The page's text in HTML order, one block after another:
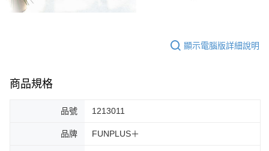
顯示電腦版詳細說明
商品規格
品號 1213011
品牌 FUNPLUS＋